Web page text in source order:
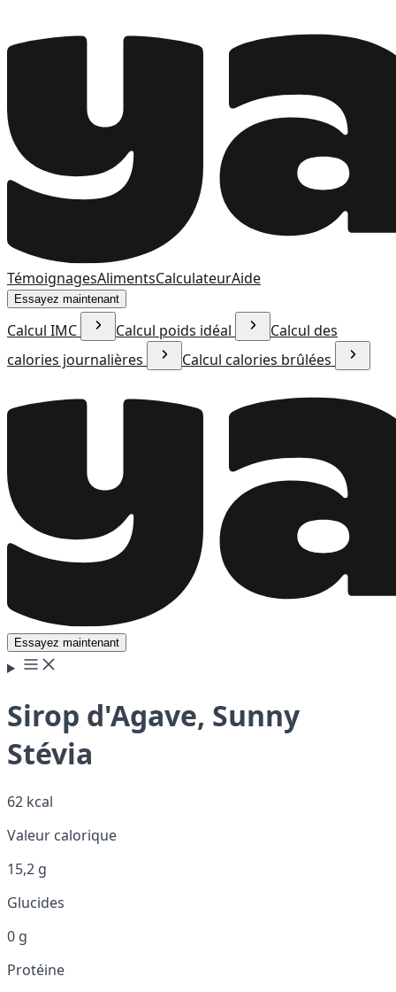
TémoignagesAlimentsCalculateurAide
Essayez maintenant
Calcul IMC Calcul poids idéal
Calcul des
calories journalières
Calcul calories brûlées
Essayez maintenant
Sirop d'Agave, Sunny
Stévia
62 kcal
Valeur calorique
15,2 g
Glucides
0 g
Protéine